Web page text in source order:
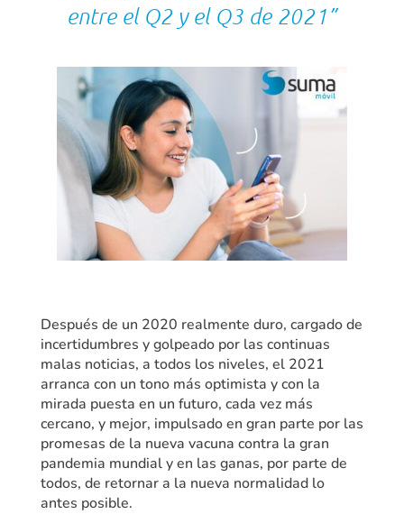
entre el Q2 y el Q3 de 2021”
Después de un 2020 realmente duro, cargado de
incertidumbres y golpeado por las continuas
malas noticias, a todos los niveles, el 2021
arranca con un tono más optimista y con la
mirada puesta en un futuro, cada vez más
cercano, y mejor, impulsado en gran parte por las
promesas de la nueva vacuna contra la gran
pandemia mundial y en las ganas, por parte de
todos, de retornar a la nueva normalidad lo
antes posible.